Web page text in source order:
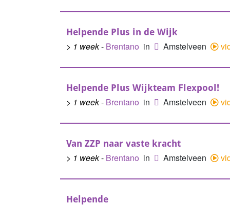
Helpende Plus in de Wijk
> 1 week- Brentano in Amstelveen
Helpende Plus Wijkteam Flexpool!
> 1 week- Brentano in Amstelveen
Van ZZP naar vaste kracht
> 1 week- Brentano in Amstelveen
Helpende